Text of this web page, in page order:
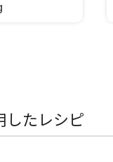
したレシピ